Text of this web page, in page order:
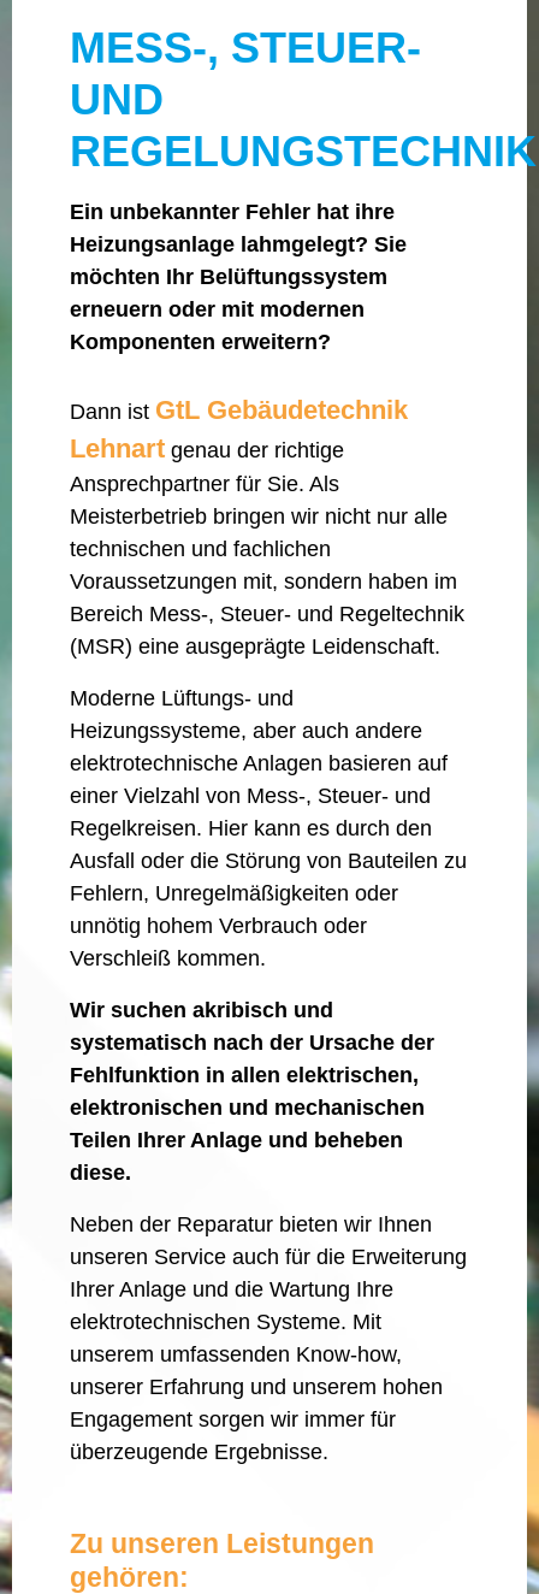
MESS-, STEUER-
UND
REGELUNGSTECHNIK
Ein unbekannter Fehler hat ihre
Heizungsanlage lahmgelegt? Sie
möchten Ihr Belüftungssystem
erneuern oder mit modernen
Komponenten erweitern?
Dann ist GtL Gebäudetechnik
Lehnart genau der richtige
Ansprechpartner für Sie. Als
Meisterbetrieb bringen wir nicht nur alle
technischen und fachlichen
Voraussetzungen mit, sondern haben im
Bereich Mess-, Steuer- und Regeltechnik
(MSR) eine ausgeprägte Leidenschaft.
Moderne Lüftungs- und
Heizungssysteme, aber auch andere
elektrotechnische Anlagen basieren auf
einer Vielzahl von Mess-, Steuer- und
Regelkreisen. Hier kann es durch den
Ausfall oder die Störung von Bauteilen zu
Fehlern, Unregelmäßigkeiten oder
unnötig hohem Verbrauch oder
Verschleiß kommen.
Wir suchen akribisch und
systematisch nach der Ursache der
Fehlfunktion in allen elektrischen,
elektronischen und mechanischen
Teilen Ihrer Anlage und beheben
diese.
Neben der Reparatur bieten wir Ihnen
unseren Service auch für die Erweiterung
Ihrer Anlage und die Wartung Ihre
elektrotechnischen Systeme. Mit
unserem umfassenden Know-how,
unserer Erfahrung und unserem hohen
Engagement sorgen wir immer für
überzeugende Ergebnisse.
Zu unseren Leistungen
gehören: